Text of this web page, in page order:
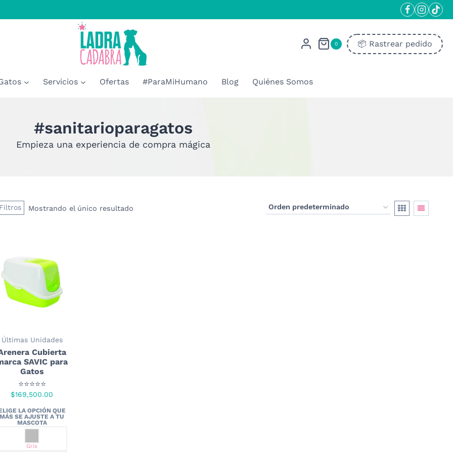
0 📦​ Rastrear pedido
Servicios Ofertas #ParaMiHumano Blog Quiénes Somos
#sanitarioparagatos
Empieza una experiencia de compra mágica
Filtros Mostrando el único resultado
Últimas Unidades
Cubierta
SAVIC para
Gatos
⭐⭐⭐⭐⭐
$169,500.00
Gris